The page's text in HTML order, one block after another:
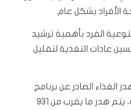
بشكل عام.
الفرد بأهمية ترشيد
عادات التغذية لتقليل
الغذاء الصادر عن برنامج
الأمم المتحدة للبيئة، يتم هدر ما يقرب من 931